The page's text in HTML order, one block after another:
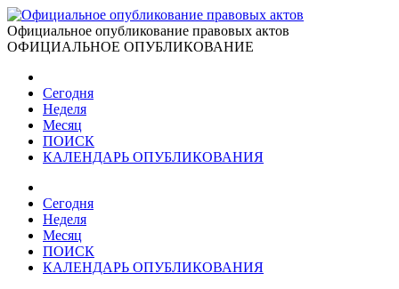
Официальное опубликование правовых актов
ОФИЦИАЛЬНОЕ ОПУБЛИКОВАНИЕ
Сегодня
Неделя
Месяц
ПОИСК
КАЛЕНДАРЬ ОПУБЛИКОВАНИЯ
Сегодня
Неделя
Месяц
ПОИСК
КАЛЕНДАРЬ ОПУБЛИКОВАНИЯ